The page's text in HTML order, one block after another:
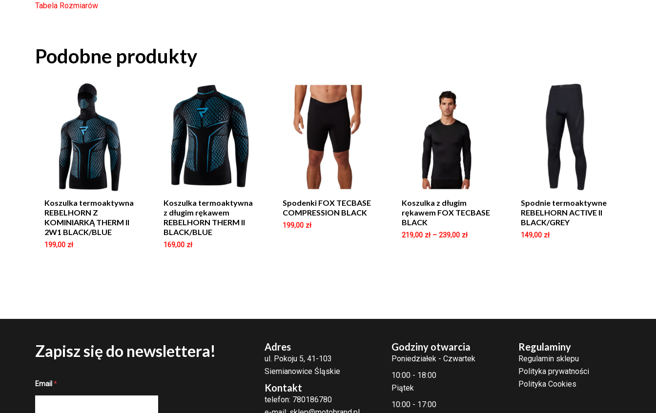
Tabela Rozmiarów
Podobne produkty
Koszulka termoaktywna
REBELHORN Z
KOMINIARKĄ THERM II
2W1 BLACK/BLUE
199,00 zł
Koszulka termoaktywna
z długim rękawem
REBELHORN THERM II
BLACK/BLUE
169,00 zł
Spodenki FOX TECBASE
COMPRESSION BLACK
199,00 zł
Koszulka z długim
rękawem FOX TECBASE
BLACK
219,00 zł–239,00 zł
Spodnie termoaktywne
REBELHORN ACTIVE II
BLACK/GREY
149,00 zł
Zapisz się do newslettera!
EEmail *
Adres
ul. Pokoju 5, 41-103
Siemianowice Śląskie
Kontakt
telefon: 780186780
Godziny otwarcia
Poniedziałek - Czwartek
10:00 - 18:00
Piątek
10:00 - 17:00
Regulaminy
Regulamin sklepu
Polityka prywatności
Polityka Cookies